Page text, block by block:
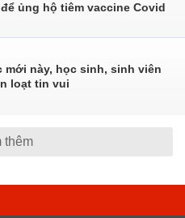
ủng hộ tiêm vaccine Covid
mới này, học sinh, sinh viên
loạt tin vui
thêm